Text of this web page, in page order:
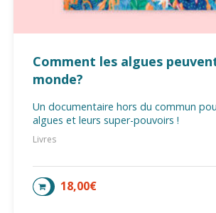
Comment les algues
monde?
Un documentaire hors du commun
algues et leurs super-pouvoirs !
Livres
18,00€
AJOUTER AU PANIER